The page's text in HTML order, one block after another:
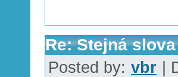
Re: Stejná
Posted by: vbr |